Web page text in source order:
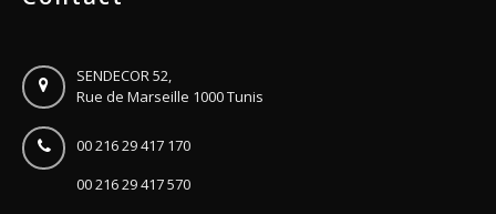
SENDECOR 52,
Rue de Marseille 1000 Tunis
00 216 29 417 170
00 216 29 417 570